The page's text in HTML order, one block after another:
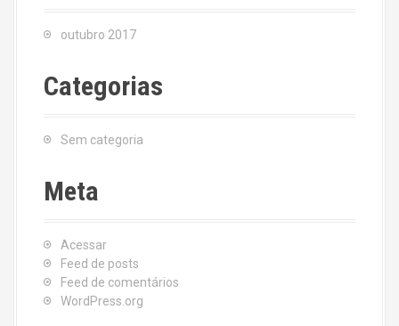
outubro 2017
Categorias
Sem categoria
Meta
Acessar
Feed de posts
Feed de comentários
WordPress.org